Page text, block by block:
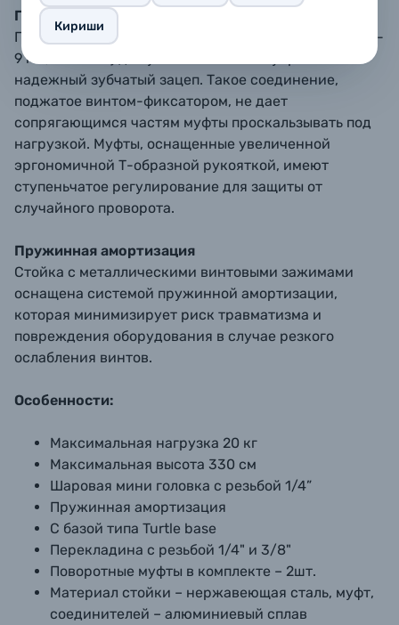
Кириши
Поворотные муфты
Поворотная муфта с тремя отверстиями (Ø16 мм, Ø8-
9 мм, Ø4-6 мм) для установки аксессуаров имеет
надежный зубчатый зацеп. Такое соединение,
поджатое винтом-фиксатором, не дает
сопрягающимся частям муфты проскальзывать под
нагрузкой. Муфты, оснащенные увеличенной
эргономичной Т-образной рукояткой, имеют
ступеньчатое регулирование для защиты от
случайного проворота.
Пружинная амортизация
Стойка с металлическими винтовыми зажимами
оснащена системой пружинной амортизации,
которая минимизирует риск травматизма и
повреждения оборудования в случае резкого
ослабления винтов.
Особенности:
Максимальная нагрузка 20 кг
Максимальная высота 330 см
Шаровая мини головка с резьбой 1/4”
Пружинная амортизация
С базой типа Turtle base
Перекладина с резьбой 1/4" и 3/8"
Поворотные муфты в комплекте – 2шт.
Материал стойки – нержавеющая сталь, муфт,
соединителей – алюминиевый сплав